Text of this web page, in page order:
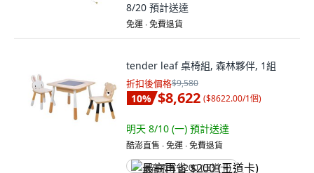
8/20 預計送達
免運 ∙ 免費退貨
tender leaf 桌椅組, 森林夥伴, 1組
折扣後價格$9,580
10% $8,622 ($8622.00/1個)
明天 8/10 (一) 預計送達
酷澎直售 ∙ 免運 ∙ 免費退貨
最高再省 $200 (王道卡)